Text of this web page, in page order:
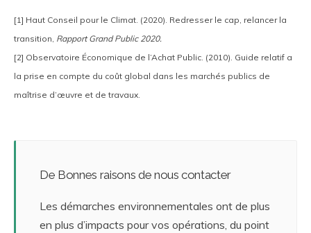
[1] Haut Conseil pour le Climat. (2020). Redresser le cap, relancer la
transition, Rapport Grand Public 2020.
[2] Observatoire Économique de l’Achat Public. (2010). Guide relatif a
la prise en compte du coût global dans les marchés publics de
maîtrise d’œuvre et de travaux.
De Bonnes raisons de nous contacter
Les démarches environnementales ont de plus
en plus d’impacts pour vos opérations, du point